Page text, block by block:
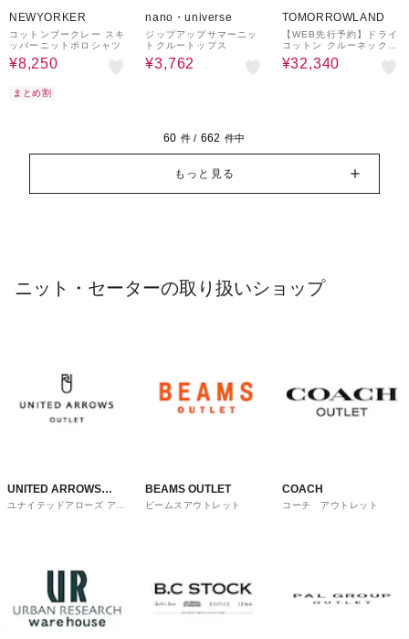
NEWYORKER
コットンブークレー スキ
ッパーニットポロシャツ
¥8,250
まとめ割
nano・universe
ジップアップサマーニッ
トクルートップス
¥3,762
TOMORROWLAND
【WEB先行予約】ドライ
コットン クルーネックカ
ーディガン
¥32,340
60 件 / 662 件中
もっと見る
ニット・セーターの取り扱いショップ
UNITED ARROWS
OUTLET
ユナイテッドアローズ アウ
BEAMS OUTLET
ビームスアウトレット
COACH
コーチ アウトレット